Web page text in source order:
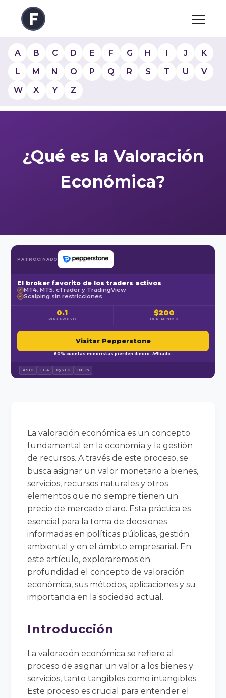
A B C D E F G H I J
K
L
M N O P Q R S T U
V
W
X Y Z
¿Qué es la Valoración
Económica?
PATROCINADO
El broker favorito de los traders activos
✓ MT4, MT5, cTrader y TradingView
✓ Scalping sin restricciones
0.1
PIP EUR/USD
$200
DEP. MÍNIMO
Visitar Pepperstone
80% cuentas minoristas pierden dinero. Afiliado.
ASIC FCA CySEC BaFin
La valoración económica es un concepto
fundamental en la economía y la gestión
de recursos. A través de este proceso, se
busca asignar un valor monetario a bienes,
servicios, recursos naturales y otros
elementos que no siempre tienen un
precio de mercado claro. Esta práctica es
esencial para la toma de decisiones
informadas en políticas públicas, gestión
ambiental y en el ámbito empresarial. En
este artículo, exploraremos en
profundidad el concepto de valoración
económica, sus métodos, aplicaciones y su
importancia en la sociedad actual.
Introducción
La valoración económica se refiere al
proceso de asignar un valor a los bienes y
servicios, tanto tangibles como intangibles.
Este proceso es crucial para entender el